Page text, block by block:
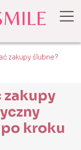
zakupy ślubne?
zakupy
kroku